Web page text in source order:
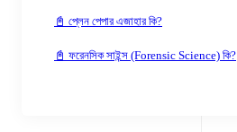
📓 প্লেন পেপার এজাহার কি?
📓 ফরেনসিক সাইন্স (Forensic Science) কি?